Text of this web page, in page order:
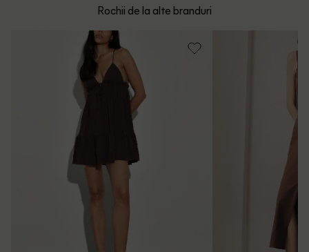
Rochii de la alte branduri